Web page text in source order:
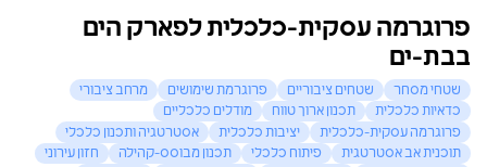
פרוגרמה עסקית-כלכלית לפארק הים
בבת-ים
שטחי מסחר שטחים ציבוריים פרוגרמת שימושים
מרחב ציבורי
כדאיות כלכלית
תכנון ארוך טווח
מודלים כלכליים
פרוגרמה עסקית-כלכלית
יציבות כלכלית
אסטרטגיה ותכנון כלכלי
תוכנית אב אסטרטגית
פיתוח כלכלי תכנון מבוסס-קהילה
חזון עירוני